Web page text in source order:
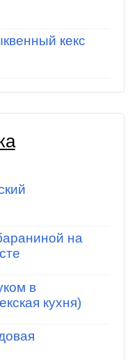
кекс
на
в
кухня)